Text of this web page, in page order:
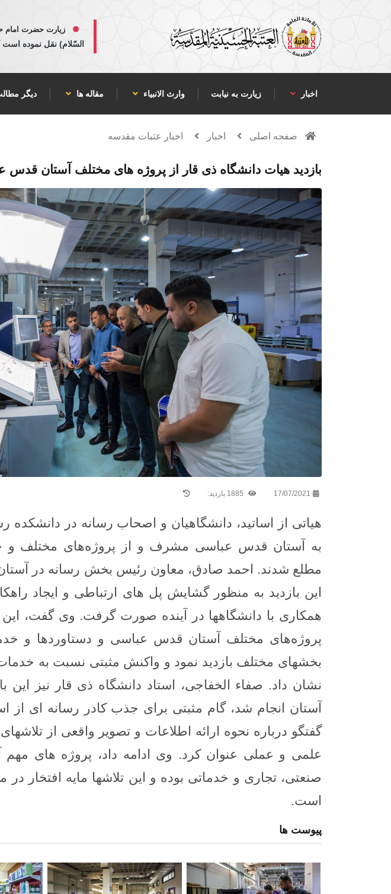
زیارت حضرت امام
السّلام) نقل نموده
اخبار زیارت به نیابت وارث الانبياء مقاله ها دیگر
صفحه اصلی اخبار اخبار عتبات مقدسه
بازدید هیات دانشگاه ذی قار از پروژه های مختلف آستان قدس
17/07/2021
هیاتی از اساتید، دانشگاهیان و اصحاب رسانه در دانشکده
به آستان قدس عباسی مشرف و از پروژه‌های مختلف و
مطلع شدند. احمد صادق، معاون رئیس بخش رسانه در
این بازدید به منظور گشایش پل های ارتباطی و ایجاد
همکاری با دانشگاهها در آینده صورت گرفت. وی گفت، این
پروژه‌های مختلف آستان قدس عباسی و دستاوردها و
بخشهای مختلف بازدید نمود و واکنش مثبتی نسبت به
نشان داد. صفاء الخفاجی، استاد دانشگاه ذی قار نیز این
آستان انجام شد، گام مثبتی برای جذب کادر رسانه ای از
گفتگو درباره نحوه ارائه اطلاعات و تصویر واقعی از
علمی و عملی عنوان کرد. وی ادامه داد، پروژه های
صنعتی، تجاری و خدماتی بوده و این تلاشها مایه افتخار
است.
پیوست ها